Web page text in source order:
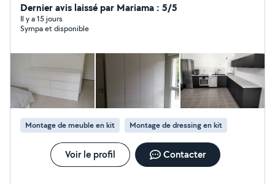
Dernier avis laissé par Mariama : 5/5
Il y a 15 jours
Sympa et disponible
Montage de meuble en kit Montage de dressing en kit
Voir le profil Contacter